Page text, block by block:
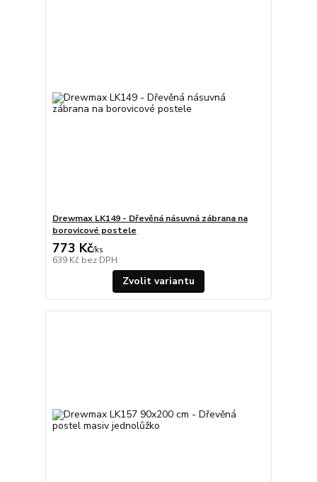
Drewmax LK149 - Dřevěná násuvná zábrana na
borovicové postele
773 Kč/ks
639 Kč bez DPH
Zvolit variantu